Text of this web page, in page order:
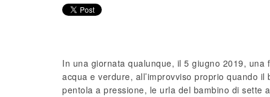
In una giornata qualunque, il 5 giugno 2019,
acqua e verdure, all’improvviso proprio quando
pentola a pressione, le urla del bambino di sette